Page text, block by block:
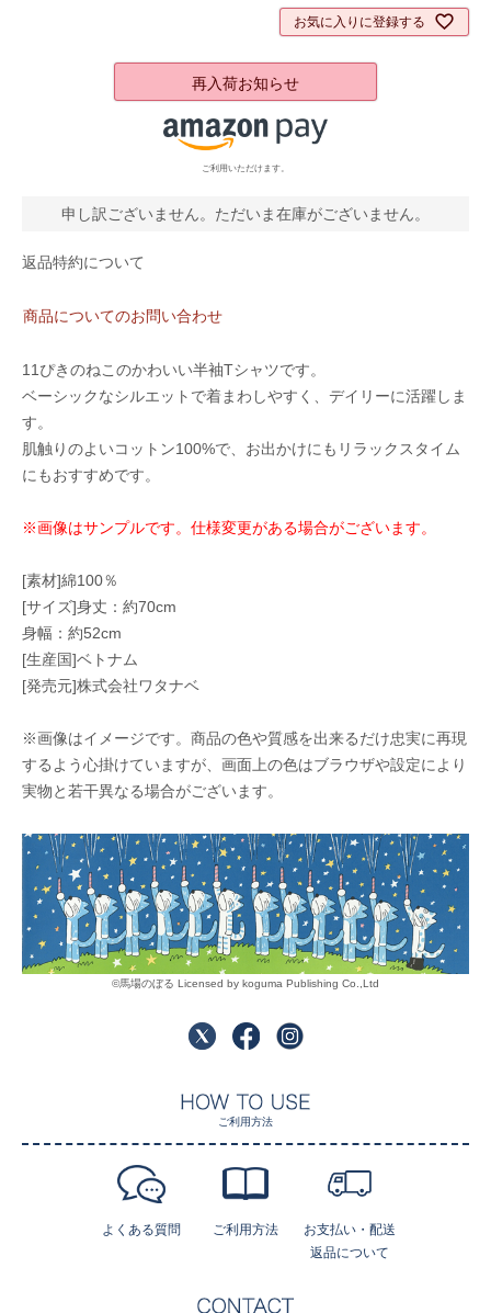
お気に入りに登録する
再入荷お知らせ
ご利用いただけます。
申し訳ございません。ただいま在庫がございません。
返品特約について
商品についてのお問い合わせ
11ぴきのねこのかわいい半袖Tシャツです。
ベーシックなシルエットで着まわしやすく、デイリーに活躍しま
す。
肌触りのよいコットン100%で、お出かけにもリラックスタイム
にもおすすめです。
※画像はサンプルです。仕様変更がある場合がございます。
[素材]綿100％
[サイズ]身丈：約70cm
身幅：約52cm
[生産国]ベトナム
[発売元]株式会社ワタナベ
※画像はイメージです。商品の色や質感を出来るだけ忠実に再現
するよう心掛けていますが、画面上の色はブラウザや設定により
実物と若干異なる場合がございます。
©馬場のぼる Licensed by koguma Publishing Co.,Ltd
ご利用方法
よくある質問 ご利用方法
お支払い・配送
返品について